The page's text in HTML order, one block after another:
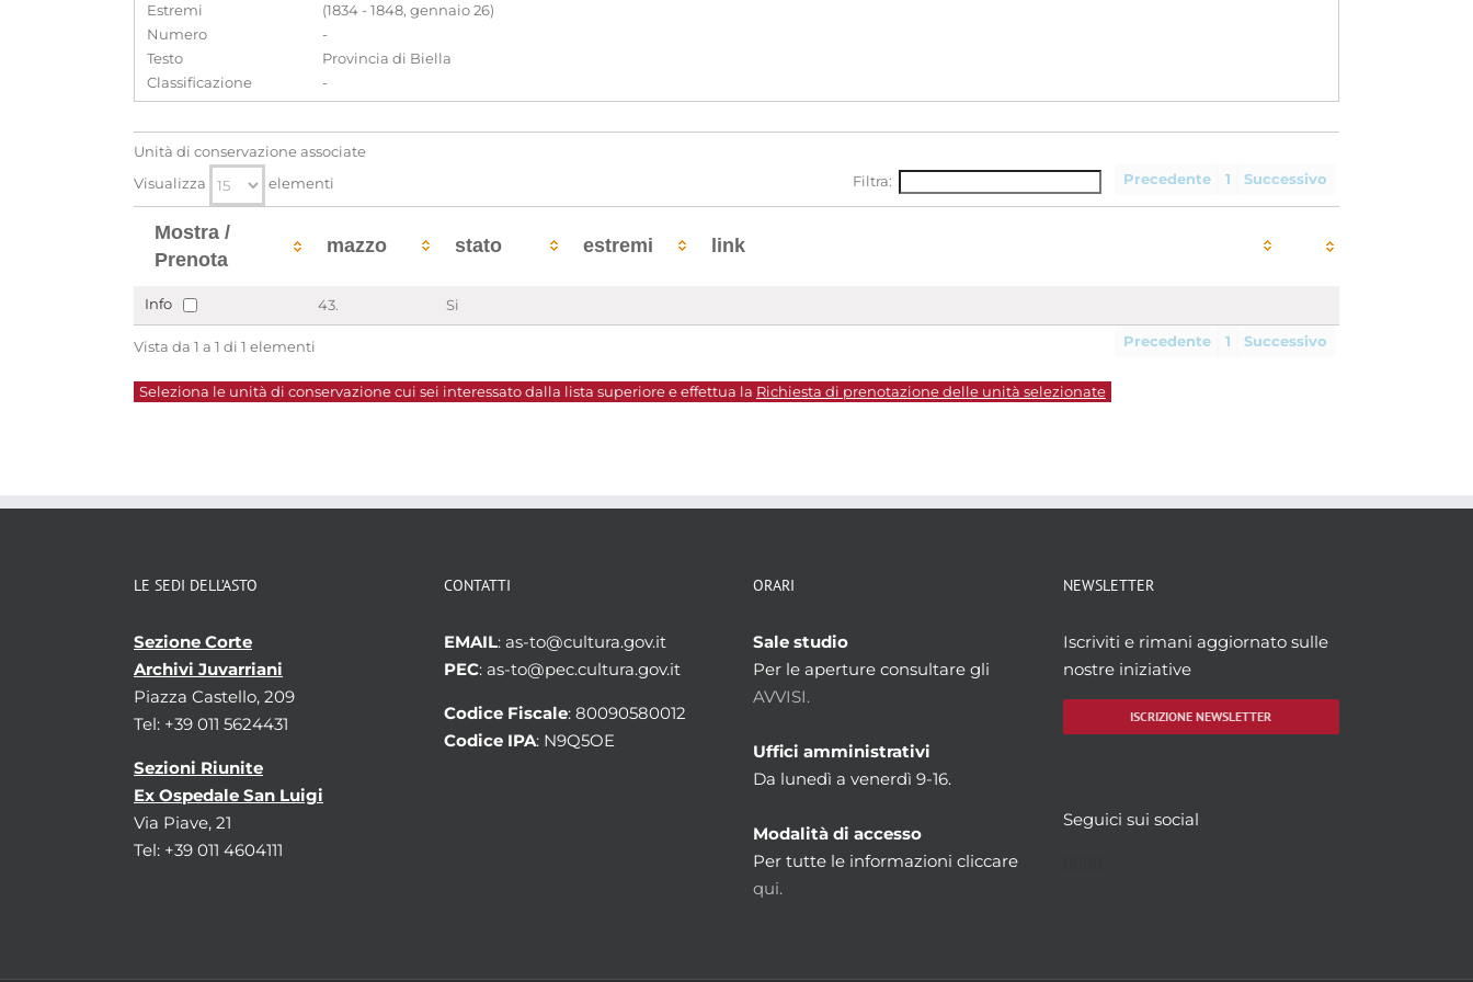
Estremi
(1834 - 1848, gennaio 26)
Numero
-
Testo
Provincia di Biella
Classificazione
-
Unità di conservazione associate
Precedente
1 Successivo
Visualizza elementi Filtra:
Mostra /
Prenota
mazzo stato estremi link
Info 43. Si
Vista da 1 a 1 di 1 elementi Precedente 1 Successivo
Seleziona le unità di conservazione cui sei interessato dalla lista superiore e effettua la Richiesta di prenotazione delle unità selezionate
LE SEDI DELL’ASTO
Sezione Corte
Archivi Juvarriani
Piazza Castello, 209
Tel: +39 011 5624431
Sezioni Riunite
Ex Ospedale San Luigi
Via Piave, 21
Tel: +39 011 4604111
CONTATTI
EMAIL: as-to@cultura.gov.it
PEC: as-to@pec.cultura.gov.it
Codice Fiscale: 80090580012
Codice IPA: N9Q5OE
ORARI
Sale studio
Per le aperture consultare gli
AVVISI.
Uffici amministrativi
Da lunedì a venerdì 9-16.
Modalità di accesso
Per tutte le informazioni cliccare
qui.
NEWSLETTER
Iscriviti e rimani aggiornato sulle
nostre iniziative
ISCRIZIONE NEWSLETTER
Seguici sui social